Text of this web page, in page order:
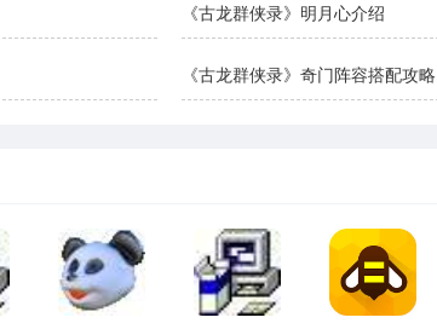
《古龙群侠录》明月心介绍
《古龙群侠录》奇门阵容搭配攻略